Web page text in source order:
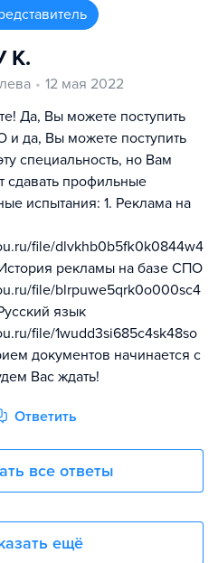
К.
12 мая 2022
Да, Вы можете поступить
и да, Вы можете поступить
специальность, но Вам
сдавать профильные
испытания: 1. Реклама на
file/dlvkhb0b5fk0k0844w4
рекламы на базе СПО
file/blrpuwe5qrk0o000sc4
язык
file/1wudd3si685c4sk48so
документов начинается с
Вас ждать!
Ответить
все ответы
ещё